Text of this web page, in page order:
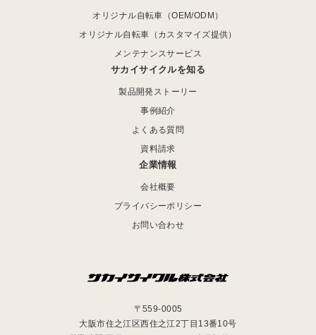
オリジナル自転車（OEM/ODM）
オリジナル自転車（カスタマイズ提供）
メンテナンスサービス
サカイサイクルを知る
製品開発ストーリー
事例紹介
よくある質問
資料請求
企業情報
会社概要
プライバシーポリシー
お問い合わせ
〒559-0005
大阪市住之江区西住之江2丁目13番10号